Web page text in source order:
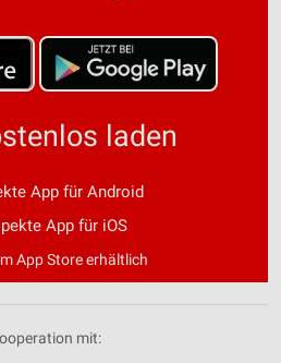
laden
App für Android
App für iOS
App Store erhältlich
mit: